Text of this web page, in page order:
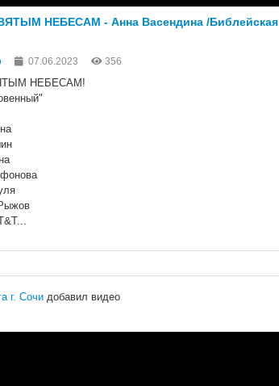
НЕБЕСАМ - Анна Васендина /Библейская
07.06.2023 356
НЕБЕСАМ!
г. Сочи добавил видео